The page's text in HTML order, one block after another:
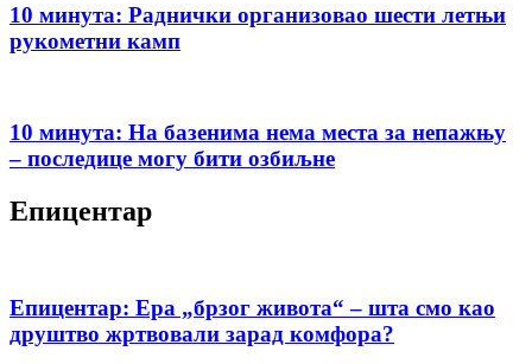
10 минута: Раднички организовао шести летњи
рукометни камп
10 минута: На базенима нема места за непажњу
– последице могу бити озбиљне
Епицентар
Епицентар: Ера „брзог живота“ – шта смо као
друштво жртвовали зарад комфора?